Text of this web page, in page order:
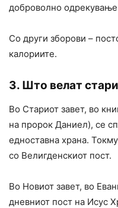
доброволно
Со други зборови –
калориите.
3. Што велат
Во Стариот завет, во
на пророк Даниел), се
едноставна храна.
со Велигденскиот пост.
Во Новиот завет, во
дневниот пост на Исус